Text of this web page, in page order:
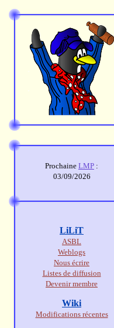
Prochaine LMP :
03/09/2026
LiLiT
ASBL
Weblogs
Nous écrire
Listes de diffusion
Devenir membre
Wiki
Modifications récentes